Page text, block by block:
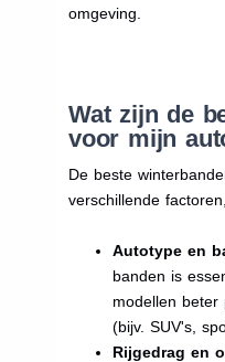
omgeving.
Wat zijn de
voor mijn
De beste
verschillende
Autotype en
banden is
modellen beter
(bijv. SUV's,
Rijgedrag en